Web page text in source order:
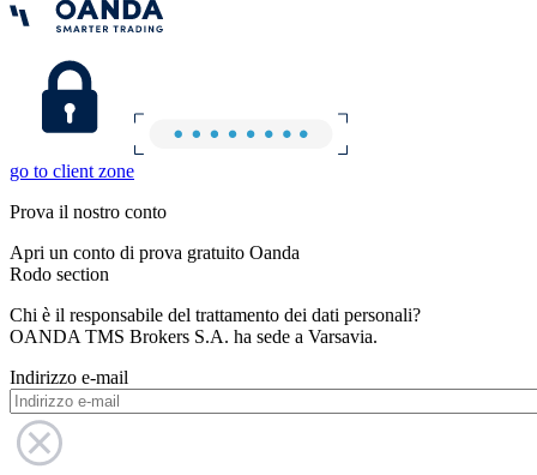
go to client zone
Prova il nostro conto
Apri un conto di prova gratuito Oanda
Rodo section
Chi è il responsabile del trattamento dei dati personali?
OANDA TMS Brokers S.A. ha sede a Varsavia.
Indirizzo e-mail